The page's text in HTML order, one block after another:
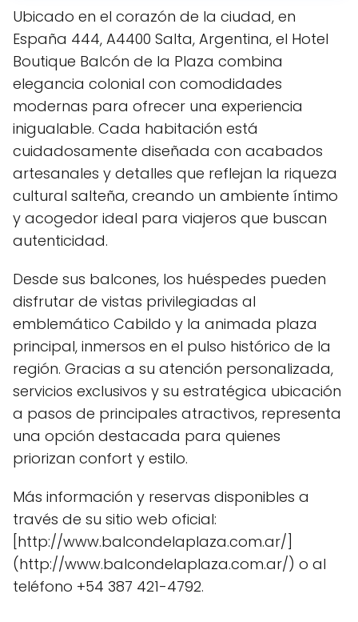
Ubicado en el corazón de la ciudad, en
España 444, A4400 Salta, Argentina, el Hotel
Boutique Balcón de la Plaza combina
elegancia colonial con comodidades
modernas para ofrecer una experiencia
inigualable. Cada habitación está
cuidadosamente diseñada con acabados
artesanales y detalles que reflejan la riqueza
cultural salteña, creando un ambiente íntimo
y acogedor ideal para viajeros que buscan
autenticidad.
Desde sus balcones, los huéspedes pueden
disfrutar de vistas privilegiadas al
emblemático Cabildo y la animada plaza
principal, inmersos en el pulso histórico de la
región. Gracias a su atención personalizada,
servicios exclusivos y su estratégica ubicación
a pasos de principales atractivos, representa
una opción destacada para quienes
priorizan confort y estilo.
Más información y reservas disponibles a
través de su sitio web oficial:
[http://www.balcondelaplaza.com.ar/]
(http://www.balcondelaplaza.com.ar/) o al
teléfono +54 387 421-4792.